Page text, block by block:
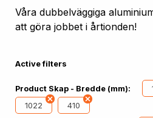
Våra dubbelväggiga
att göra jobbet i årtionden!
Active filters
Product Skap - Bredde (mm):
1022
410